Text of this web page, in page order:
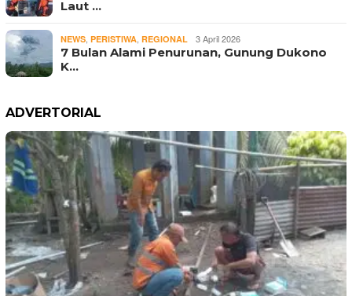
Laut …
NEWS, PERISTIWA, REGIONAL 3 April 2026
7 Bulan Alami Penurunan, Gunung Dukono
K…
ADVERTORIAL